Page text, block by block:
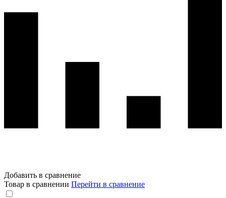
Добавить в сравнение
Товар в сравнении Перейти в сравнение